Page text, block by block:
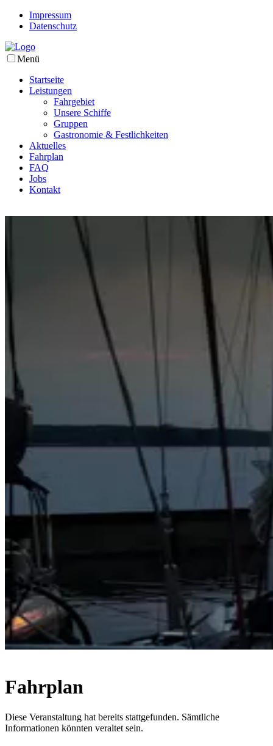
Impressum
Datenschutz
Menü
Startseite
Leistungen
Fahrgebiet
Unsere Schiffe
Gruppen
Gastronomie & Festlichkeiten
Aktuelles
Fahrplan
FAQ
Jobs
Kontakt
Fahrplan
Diese Veranstaltung hat bereits stattgefunden. Sämtliche
Informationen könnten veraltet sein.